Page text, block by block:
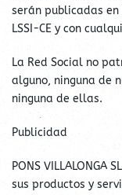
serán publicadas
LSSI-CE y con
La Red Social no
alguno, ninguna de
ninguna de ellas.
Publicidad
PONS
sus productos y